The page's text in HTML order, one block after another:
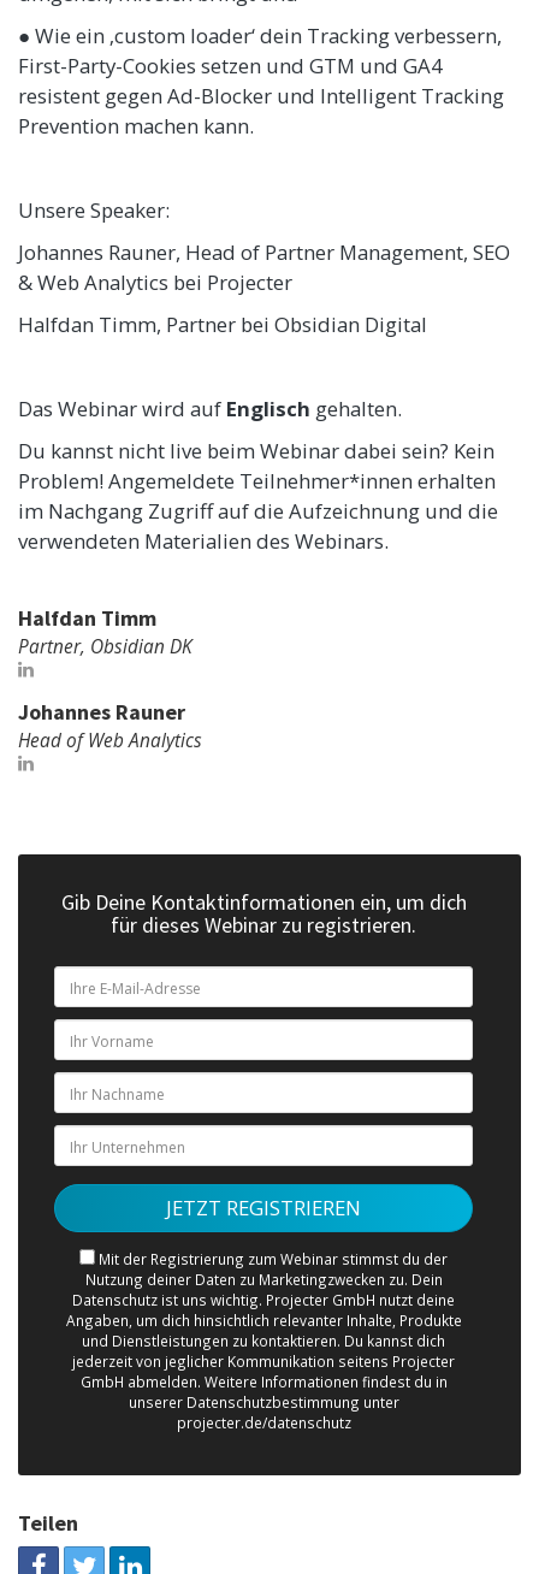
● Wie ein ‚custom loader‘ dein Tracking verbessern,
First-Party-Cookies setzen und GTM und GA4
resistent gegen Ad-Blocker und Intelligent Tracking
Prevention machen kann.
Unsere Speaker:
Johannes Rauner, Head of Partner Management, SEO
& Web Analytics bei Projecter
Halfdan Timm, Partner bei Obsidian Digital
Das Webinar wird auf Englisch gehalten.
Du kannst nicht live beim Webinar dabei sein? Kein
Problem! Angemeldete Teilnehmer*innen erhalten
im Nachgang Zugriff auf die Aufzeichnung und die
verwendeten Materialien des Webinars.
Halfdan Timm
Partner, Obsidian DK
Johannes Rauner
Head of Web Analytics
Gib Deine Kontaktinformationen ein, um dich
für dieses Webinar zu registrieren.
Mit der Registrierung zum Webinar stimmst du der
Nutzung deiner Daten zu Marketingzwecken zu. Dein
Datenschutz ist uns wichtig. Projecter GmbH nutzt deine
Angaben, um dich hinsichtlich relevanter Inhalte, Produkte
und Dienstleistungen zu kontaktieren. Du kannst dich
jederzeit von jeglicher Kommunikation seitens Projecter
GmbH abmelden. Weitere Informationen findest du in
unserer Datenschutzbestimmung unter
projecter.de/datenschutz
Teilen